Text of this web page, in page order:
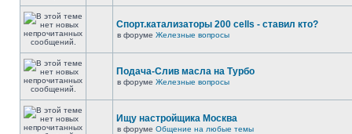
Спорт.катализаторы 200 cells - ставил кто?
в форуме Железные вопросы
Подача-Слив масла на Турбо
в форуме Железные вопросы
Ищу настройщика Москва
в форуме Общение на любые темы